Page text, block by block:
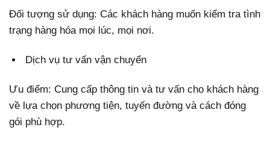
Đối tượng sử dụng: Các khách hàng muốn kiểm tra tình
trạng hàng hóa mọi lúc, mọi nơi.
Dịch vụ tư vấn vận chuyển
Ưu điểm: Cung cấp thông tin và tư vấn cho khách hàng
về lựa chọn phương tiện, tuyến đường và cách đóng
gói phù hợp.